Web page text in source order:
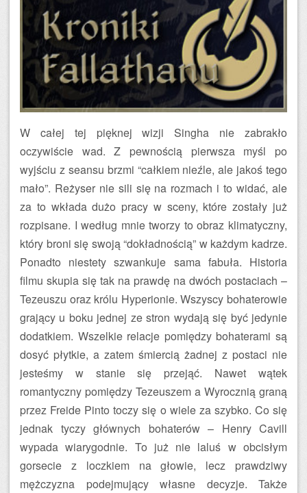
W całej tej pięknej wizji Singha nie zabrakło
oczywiście wad. Z pewnością pierwsza myśl po
wyjściu z seansu brzmi “całkiem nieźle, ale jakoś tego
mało”. Reżyser nie sili się na rozmach i to widać, ale
za to wkłada dużo pracy w sceny, które zostały już
rozpisane. I według mnie tworzy to obraz klimatyczny,
który broni się swoją “dokładnością” w każdym kadrze.
Ponadto niestety szwankuje sama fabuła. Historia
filmu skupia się tak na prawdę na dwóch postaciach –
Tezeuszu oraz królu Hyperionie. Wszyscy bohaterowie
grający u boku jednej ze stron wydają się być jedynie
dodatkiem. Wszelkie relacje pomiędzy bohaterami są
dosyć płytkie, a zatem śmiercią żadnej z postaci nie
jesteśmy w stanie się przejąć. Nawet wątek
romantyczny pomiędzy Tezeuszem a Wyrocznią graną
przez Freide Pinto toczy się o wiele za szybko. Co się
jednak tyczy głównych bohaterów – Henry Cavill
wypada wiarygodnie. To już nie laluś w obcisłym
gorsecie z loczkiem na głowie, lecz prawdziwy
mężczyzna podejmujący własne decyzje. Także